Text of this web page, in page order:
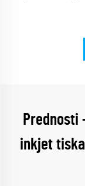
Prednosti
inkjet